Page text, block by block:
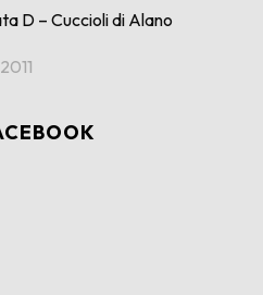
D – Cuccioli di Alano